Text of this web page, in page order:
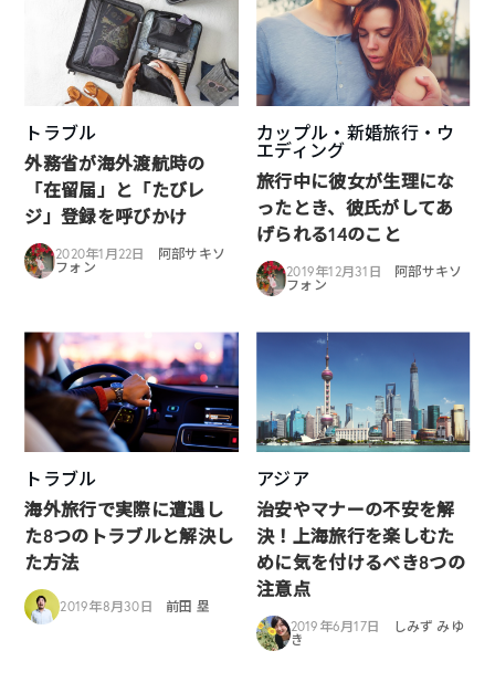
トラブル
外務省が海外渡航時の
「在留届」と「たびレ
ジ」登録を呼びかけ
2020年1月22日
阿部サキソ
フォン
カップル・新婚旅行・ウ
エディング
旅行中に彼女が生理にな
ったとき、彼氏がしてあ
げられる14のこと
2019年12月31日
阿部サキソ
フォン
トラブル
海外旅行で実際に遭遇し
た8つのトラブルと解決し
た方法
2019年8月30日 前田 塁
アジア
治安やマナーの不安を解
決！上海旅行を楽しむた
めに気を付けるべき8つの
注意点
2019年6月17日
しみず みゆ
き